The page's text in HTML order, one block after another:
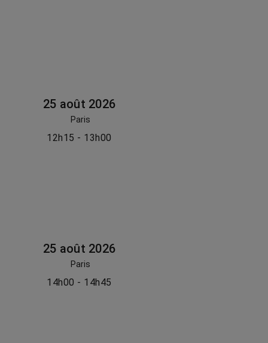
25 août 2026
Paris
12h15 - 13h00
25 août 2026
Paris
14h00 - 14h45